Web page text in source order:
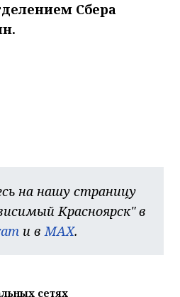
Сбера
на нашу страницу
Красноярск" в
и вMAX.
сетях